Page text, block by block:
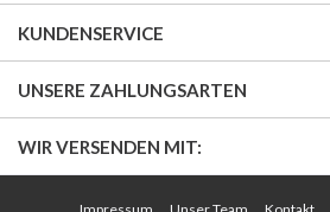
KUNDENSERVICE
UNSERE ZAHLUNGSARTEN
WIR VERSENDEN MIT: